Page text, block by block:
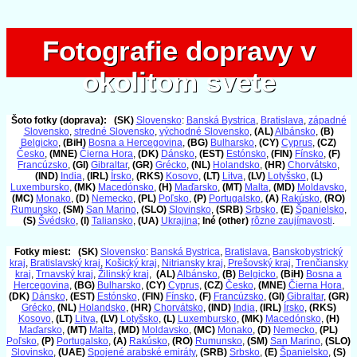
Fotografie dopravy v
okolitom svete
Fotografie dopravy v
okolitom svete
Šoto fotky (doprava): (SK) Slovensko: Banská Bystrica, Bratislava, západné
Slovensko, stredné Slovensko, východné Slovensko, (AL)Albánsko, (B)
Belgicko, (BiH) Bosna a Hercegovina, (BG) Bulharsko, (CY) Cyprus, (CZ)
Česko, (MNE) Čierna Hora, (DK) Dánsko, (EST) Estónsko, (FIN) Fínsko, (F)
Francúzsko, (GI) Gibraltar, (GR) Grécko, (NL) Holandsko, (HR) Chorvátsko,
(IND) India, (IRL) Írsko, (RKS) Kosovo, (LT) Litva, (LV) Lotyšsko, (L)
Luxembursko, (MK) Macedónsko, (H) Maďarsko, (MT) Malta, (MD) Moldavsko,
(MC) Monako, (D) Nemecko, (PL) Poľsko, (P) Portugalsko, (A) Rakúsko, (RO)
Rumunsko, (SM) San Marino, (SLO) Slovinsko, (SRB) Srbsko, (E) Španielsko,
(S) Švédsko, (I) Taliansko, (UA) Ukrajina; Iné (other) rôzne zaujímavosti.
Fotky miest: (SK) Slovensko: Banská Bystrica, Bratislava, Banskobystrický
kraj, Bratislavský kraj, Košický kraj, Nitriansky kraj, Prešovský kraj, Trenčiansky
kraj, Trnavský kraj, Žilinský kraj, (AL)Albánsko, (B) Belgicko, (BiH) Bosna a
Hercegovina, (BG) Bulharsko, (CY) Cyprus, (CZ) Česko, (MNE) Čierna Hora,
(DK) Dánsko, (EST) Estónsko, (FIN) Fínsko, (F) Francúzsko, (GI) Gibraltar, (GR)
Grécko, (NL) Holandsko, (HR) Chorvátsko, (IND) India, (IRL) Írsko, (RKS)
Kosovo, (LT) Litva, (LV) Lotyšsko, (L) Luxembursko, (MK) Macedónsko, (H)
Maďarsko, (MT) Malta, (MD) Moldavsko, (MC) Monako, (D) Nemecko, (PL)
Poľsko, (P) Portugalsko, (A) Rakúsko, (RO) Rumunsko, (SM) San Marino, (SLO)
Slovinsko, (UAE) Spojené arabské emiráty, (SRB) Srbsko, (E) Španielsko, (S)